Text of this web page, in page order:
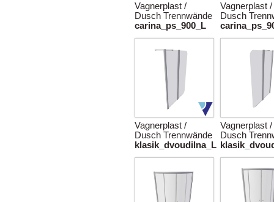
Vagnerplast /
Dusch Trennwände
carina_ps_900_L
Vagnerplast /
Dusch
Vagnerplast /
Dusch Trennwände
klasik_dvoudilna_L
Vagnerplast /
Dusch